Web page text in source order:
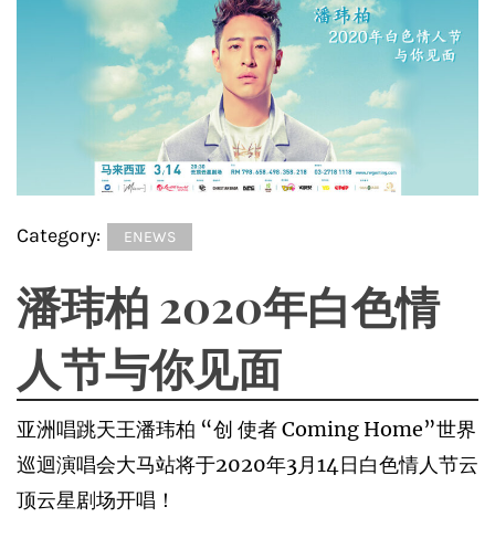
Category: ENEWS
潘玮柏 2020年白色情
人节与你见面
亚洲唱跳天王潘玮柏 “创 使者 Coming Home”世界
巡迴演唱会大马站将于2020年3月14日白色情人节云
顶云星剧场开唱！